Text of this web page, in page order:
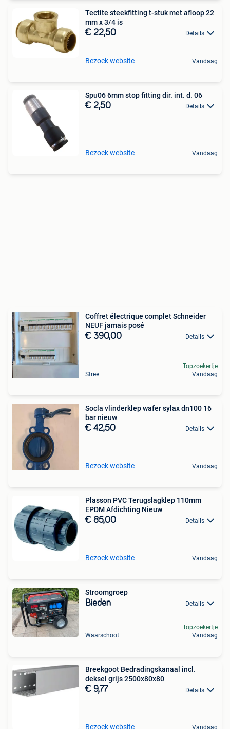
Tectite steekfitting t-stuk met afloop 22
mm x 3/4 is
€ 22,50 Details
Bezoek website Vandaag
Spu06 6mm stop fitting dir. int. d. 06
€ 2,50 Details
Bezoek website Vandaag
Coffret électrique complet Schneider
NEUF jamais posé
€ 390,00 Details
Stree
Topzoekertje
Vandaag
Socla vlinderklep wafer sylax dn100 16
bar nieuw
€ 42,50 Details
Bezoek website Vandaag
Plasson PVC Terugslagklep 110mm
EPDM Afdichting Nieuw
€ 85,00 Details
Bezoek website Vandaag
Stroomgroep
Bieden Details
Waarschoot
Topzoekertje
Vandaag
Breekgoot Bedradingskanaal incl.
deksel grijs 2500x80x80
€ 9,77 Details
Bezoek website